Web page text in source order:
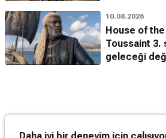
10.08.2026
House of the
Toussaint 3.
geleceği